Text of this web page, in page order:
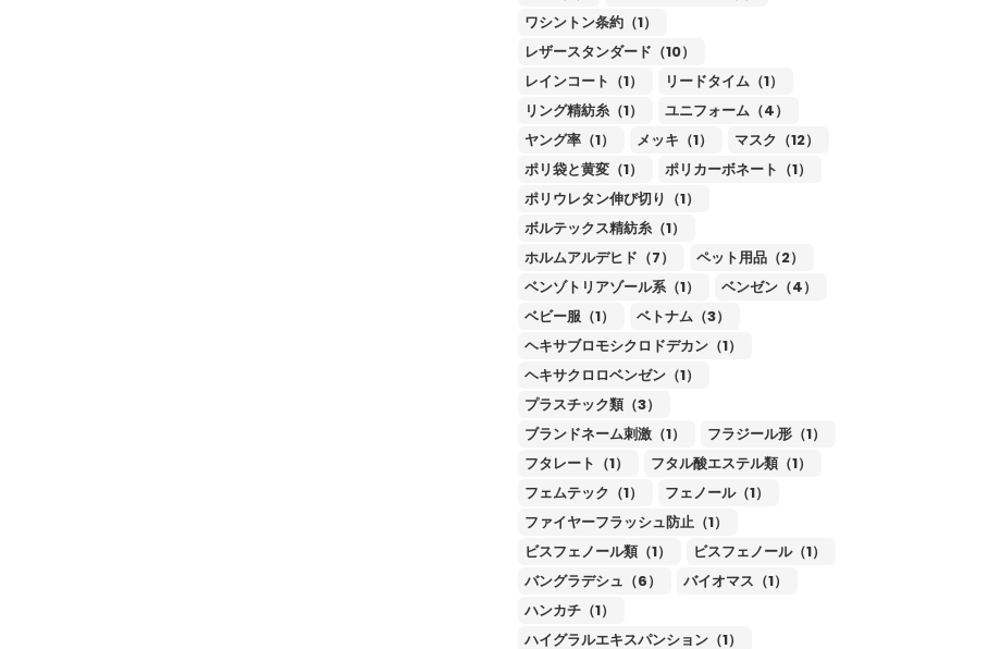
ワシントン条約（1）
レザースタンダード（10）
レインコート（1）
リードタイム（1）
リング精紡糸（1）
ユニフォーム（4）
ヤング率（1）
メッキ（1）
マスク（12）
ポリ袋と黄変（1）
ポリカーボネート（1）
ポリウレタン伸び切り（1）
ボルテックス精紡糸（1）
ホルムアルデヒド（7）
ペット用品（2）
ベンゾトリアゾール系（1）
ベンゼン（4）
ベビー服（1）
ベトナム（3）
ヘキサブロモシクロドデカン（1）
ヘキサクロロベンゼン（1）
プラスチック類（3）
ブランドネーム刺激（1）
フラジール形（1）
フタレート（1）
フタル酸エステル類（1）
フェムテック（1）
フェノール（1）
ファイヤーフラッシュ防止（1）
ビスフェノール類（1）
ビスフェノール（1）
バングラデシュ（6）
バイオマス（1）
ハンカチ（1）
ハイグラルエキスパンション（1）